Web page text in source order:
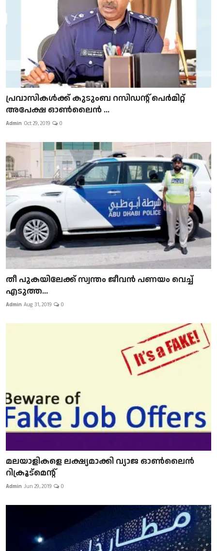
പ്രവാസികള്‍ക്ക് കുടുംബ റസിഡന്റ് പെർമിറ്റ്
അപേക്ഷ ഓൺലൈൻ ...
Admin Oct 29, 2019 0
​​​​​​​തീ പുകയിലേക്ക് സ്വന്തം ജീവന്‍ പണയം വെച്ച്
എടുത്ത...
Admin Aug 31, 2019 0
മലയാളികളെ ലക്ഷ്യമാക്കി വ്യാജ ഓൺലൈൻ
റിക്രൂട്മെന്റ്
Admin Jun 29, 2019 0